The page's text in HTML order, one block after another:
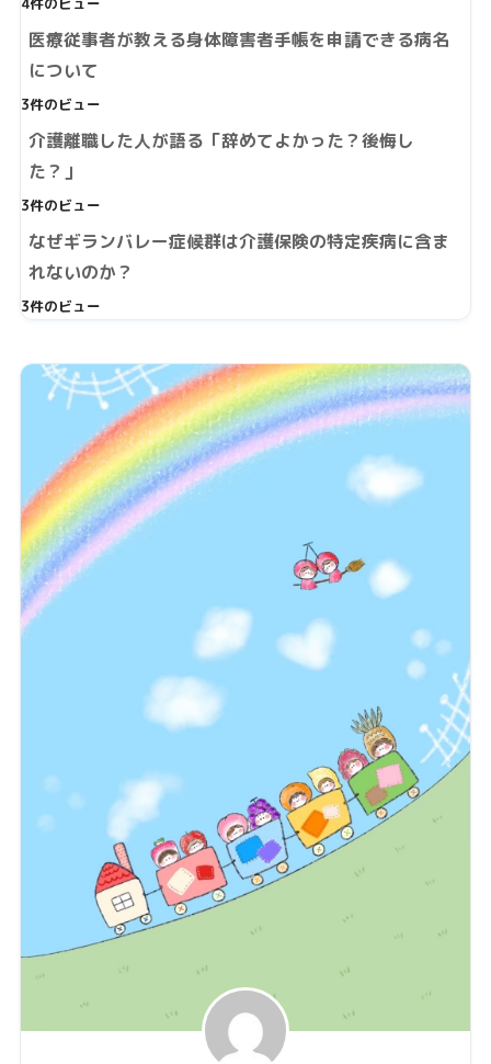
4件のビュー
医療従事者が教える身体障害者手帳を申請できる病名
について
3件のビュー
介護離職した人が語る「辞めてよかった？後悔し
た？」
3件のビュー
なぜギランバレー症候群は介護保険の特定疾病に含ま
れないのか？
3件のビュー